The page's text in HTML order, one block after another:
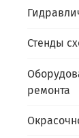
Стенды
ремонта